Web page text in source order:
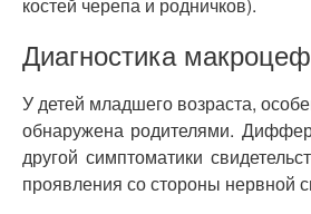
Диагностика
У детей младшего возраста,
обнаружена родителями.
другой симптоматики
проявления со стороны нервной